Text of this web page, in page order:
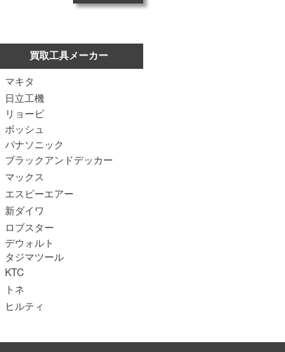
買取工具メーカー
マキタ
日立工機
リョービ
ボッシュ
パナソニック
ブラックアンドデッカー
マックス
エスピーエアー
新ダイワ
ロブスター
デウォルト
タジマツール
KTC
トネ
ヒルティ